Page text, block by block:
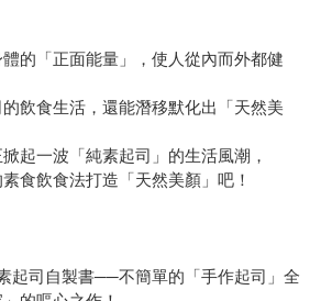
的「正面能量」，使人從內而外都健
飲食生活，還能潛移默化出「天然美
起一波「純素起司」的生活風潮，
食飲食法打造「天然美顏」吧！
起司自製書──不簡單的「手作起司」全